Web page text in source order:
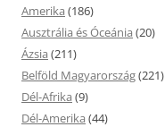
Amerika (186)
Ausztrália és Óceánia (20)
Ázsia (211)
Belföld Magyarország(221)
Dél-Afrika (9)
Dél-Amerika (44)